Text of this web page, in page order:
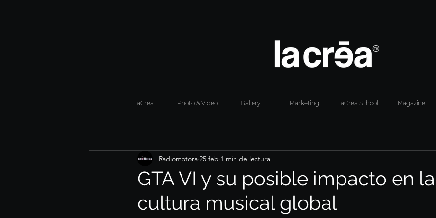
LaCrea Photo & Video Gallery Marketing LaCrea School Magazine
GTA VI y su posible impacto en la
cultura musical global
Radiomotora 25 feb 1 min de lectura